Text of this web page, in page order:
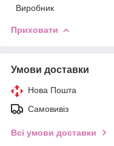
Виробник
Приховати
Умови доставки
Нова Пошта
Самовивіз
Всі умови доставки